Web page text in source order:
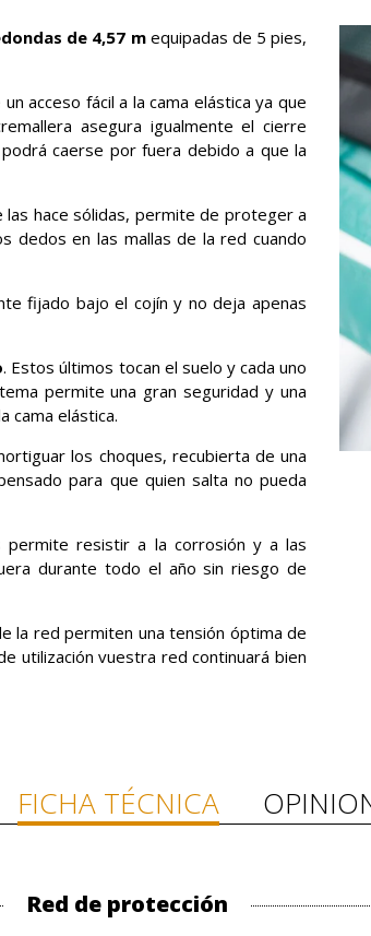
de 4,57 mequipadas de 5 pies,
acceso fácil a la cama elástica ya que
asegura igualmente el cierre
caerse por fuera debido a que la
hace sólidas, permite de proteger a
dedos en las mallas de la red cuando
fijado bajo el cojín y no deja apenas
. Estos últimos tocan el suelo y cada uno
permite una gran seguridad y una
cama elástica.
los choques, recubierta de una
para que quien salta no pueda
permite resistir a la corrosión y a las
durante todo el año sin riesgo de
la red permiten una tensión óptima de
utilización vuestra red continuará bien
FICHA TÉCNICA
Red de protección